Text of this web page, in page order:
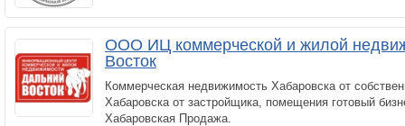
ООО ИЦ коммерческой и жилой
Восток
Коммерческая недвижимость Хабаровска от
Хабаровска от застройщика, помещения готовый
Хабаровская Продажа.